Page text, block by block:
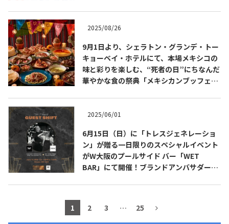
COPYRIGHT © JUAST All rights reserved.
2025/08/26
9月1日より、シェラトン・グランデ・トー
キョーベイ・ホテルにて、本場メキシコの
味と彩りを楽しむ、“死者の日”にちなんだ
華やかな食の祭典「メキシカンブッフェ」
2025/06/01
6月15日（日）に「トレスジェネレーショ
ン」が贈る一日限りのスペシャルイベント
がW大阪のプールサイド バー「WET
BAR」にて開催！ブランドアンバサダーの
1 2 3 … 25